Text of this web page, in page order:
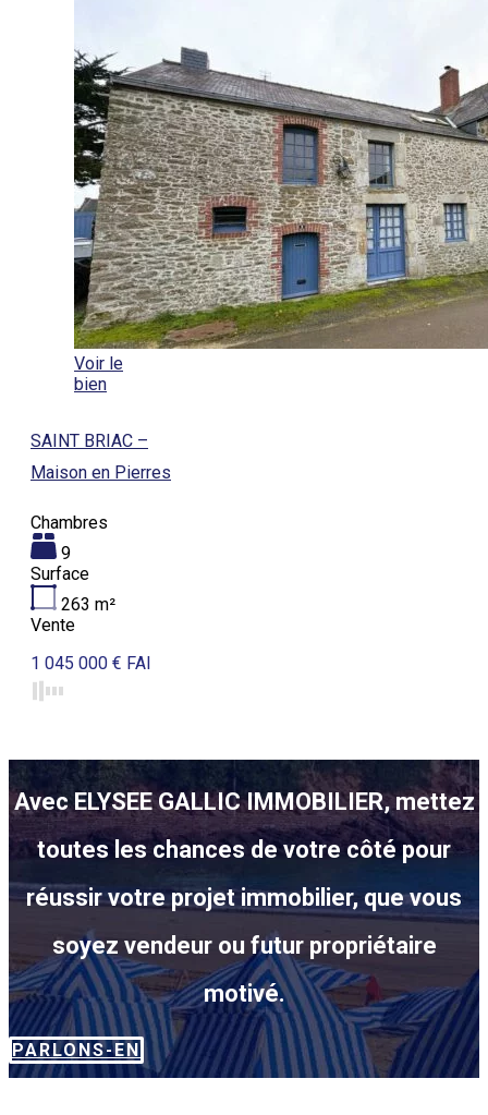
Voir le
bien
SAINT BRIAC –
Maison en Pierres
Chambres
9
Surface
263 m²
Vente
1 045 000 € FAI
Avec ELYSEE GALLIC IMMOBILIER, mettez
toutes les chances de votre côté pour
réussir votre projet immobilier, que vous
soyez vendeur ou futur propriétaire
motivé.
PARLONS-EN